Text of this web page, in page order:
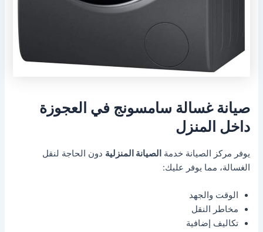
صيانة غسالة سامسونج في العجوزة
داخل المنزل
يوفر مركز الصيانة خدمة الصيانة المنزلية دون الحاجة لنقل
الغسالة، مما يوفر عليك:
الوقت والجهد
مخاطر النقل
تكاليف إضافية